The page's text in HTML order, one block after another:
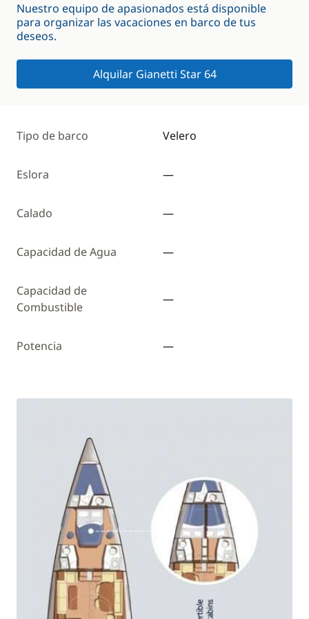
Nuestro equipo de apasionados está disponible
para organizar las vacaciones en barco de tus
deseos.
Alquilar Gianetti Star 64
Tipo de barco Velero
Eslora —
Calado —
Capacidad de Agua —
Capacidad de
Combustible
—
Potencia —